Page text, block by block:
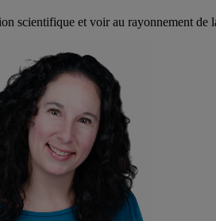
scientifique et voir au rayonnement de